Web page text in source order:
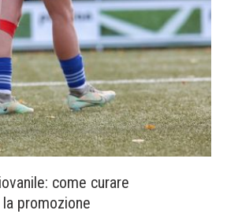
come curare
la promozione